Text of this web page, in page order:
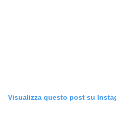
Visualizza questo post su